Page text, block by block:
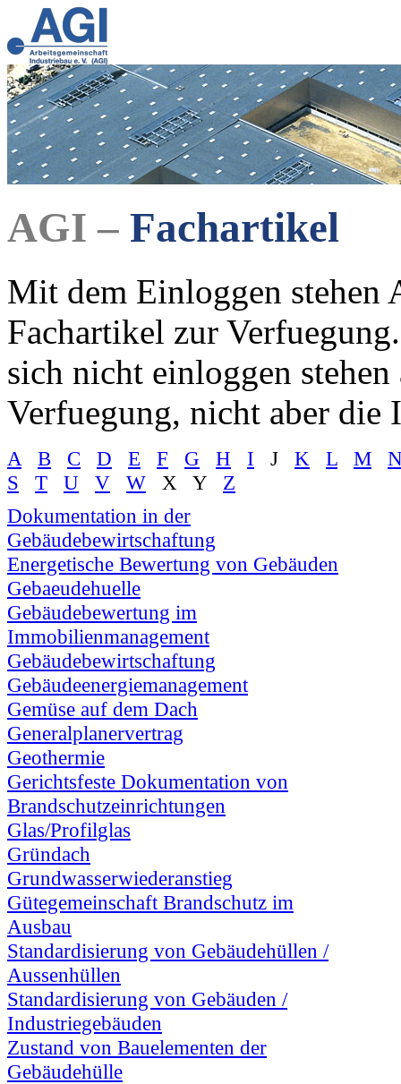
AGI – Fachartikel
Mit dem Einloggen
Fachartikel zur
sich nicht einloggen
Verfuegung, nicht aber die
A B C D E F G H I J K L M
S
T U V W X Y Z
Dokumentation in der
Gebäudebewirtschaftung
Energetische Bewertung von Gebäuden
Gebaeudehuelle
Gebäudebewertung im
Immobilienmanagement
Gebäudebewirtschaftung
Gebäudeenergiemanagement
Gemüse auf dem Dach
Generalplanervertrag
Geothermie
Gerichtsfeste Dokumentation von
Brandschutzeinrichtungen
Glas/Profilglas
Gründach
Grundwasserwiederanstieg
Gütegemeinschaft Brandschutz im
Ausbau
Standardisierung von Gebäudehüllen /
Aussenhüllen
Standardisierung von Gebäuden /
Industriegebäuden
Zustand von Bauelementen der
Gebäudehülle